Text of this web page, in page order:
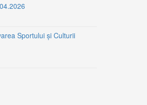
Sportului și Culturii